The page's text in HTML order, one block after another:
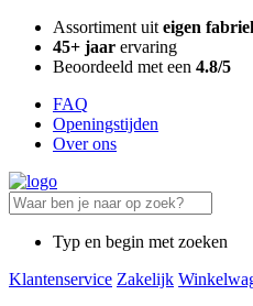
Assortiment uit eigen
45+ jaar ervaring
Beoordeeld met een 4.8/5
FAQ
Openingstijden
Over ons
Typ en begin met zoeken
Klantenservice Zakelijk